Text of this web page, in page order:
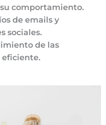
comportamiento.
de emails y
sociales.
de las
eficiente.